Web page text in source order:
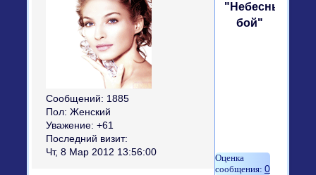
Сообщений: 1885
Пол: Женский
Уважение: +61
Последний визит:
Чт, 8 Мар 2012 13:56:00
"Небесный
бой"
0